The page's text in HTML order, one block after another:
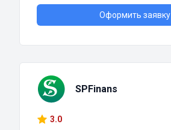
Оформить заявку
SPFinans
3.0